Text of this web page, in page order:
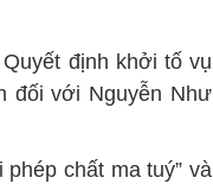
định khởi tố vụ
đối với Nguyễn Như
chất ma tuý” và